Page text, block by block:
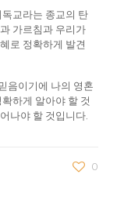
교라는 종교의 탄
가르침과 우리가
로 정확하게 발견
음이기에 나의 영혼
하게 알아야 할 것
나야 할 것입니다.
0